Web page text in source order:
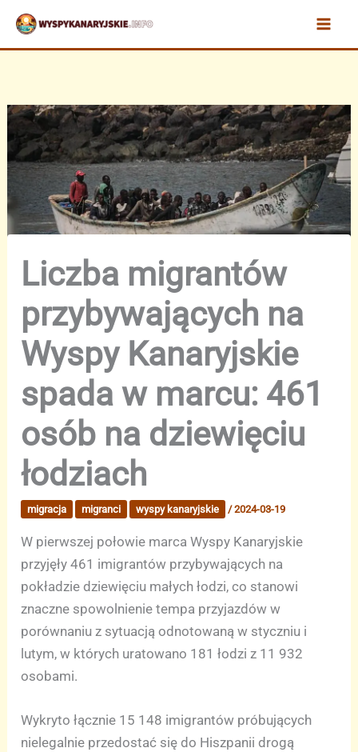
Przejdź
treści
Liczba migrantów
przybywających na
Wyspy Kanaryjskie
spada w marcu: 461
osób na dziewięciu
łodziach
migracja migranci wyspy kanaryjskie /2024-03-19
W pierwszej połowie marca Wyspy Kanaryjskie
przyjęły 461 imigrantów przybywających na
pokładzie dziewięciu małych łodzi, co stanowi
znaczne spowolnienie tempa przyjazdów w
porównaniu z sytuacją odnotowaną w styczniu i
lutym, w których uratowano 181 łodzi z 11 932
osobami.
Wykryto łącznie 15 148 imigrantów próbujących
nielegalnie przedostać się do Hiszpanii drogą